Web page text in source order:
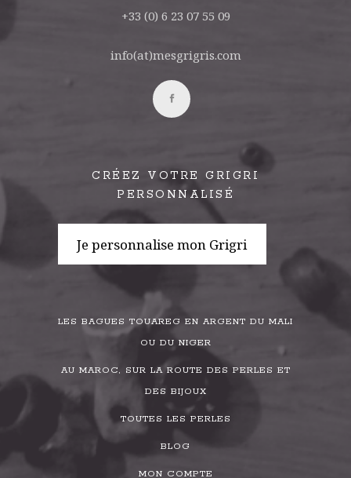
+33 (0) 6 23 07 55 09
info(at)mesgrigris.com
CRÉEZ VOTRE GRIGRI
PERSONNALISÉ
Je personnalise mon Grigri
LES BAGUES TOUAREG EN ARGENT DU MALI
OU DU NIGER
AU MAROC, SUR LA ROUTE DES PERLES ET
DES BIJOUX
TOUTES LES PERLES
BLOG
MON COMPTE